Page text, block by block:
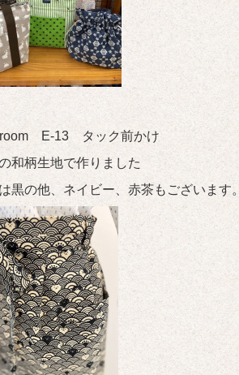
room E-13 タック前かけ
和柄生地で作りました
黒の他、ネイビー、赤茶もございます。